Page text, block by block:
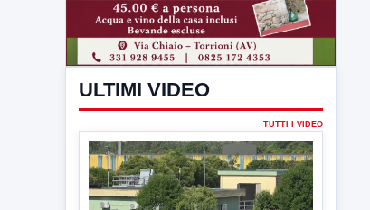
ULTIMI VIDEO
TUTTI I VIDEO
▶